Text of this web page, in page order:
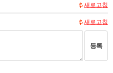
새로고침
새로고침
등록